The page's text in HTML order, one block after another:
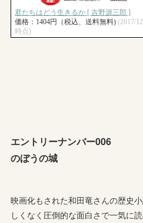
エントリーナンバー006
のぼうの城
映画化もされた和田竜さんの歴史
しくなく圧倒的な面白さで一気に